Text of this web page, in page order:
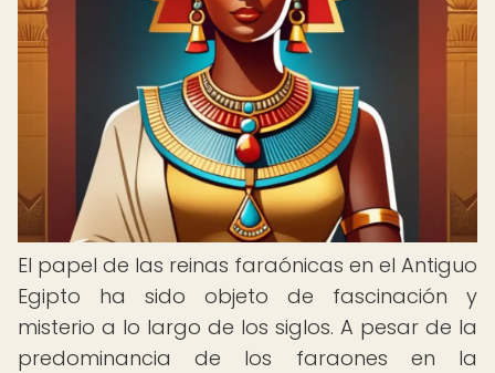
El papel de las reinas faraónicas en el Antiguo
Egipto ha sido objeto de fascinación y
misterio a lo largo de los siglos. A pesar de la
predominancia de los faraones en la